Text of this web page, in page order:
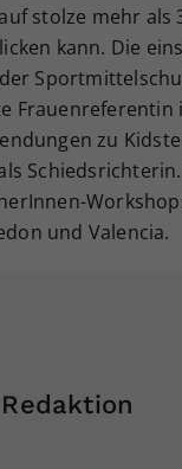
stolze mehr
kann. Die
zu
und Valencia.